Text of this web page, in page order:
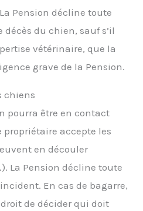
Pension décline toute
du chien, sauf s’il
vétérinaire, que la
grave de la Pension.
chiens
pourra être en contact
propriétaire accepte les
en découler
La Pension décline toute
En cas de bagarre,
de décider qui doit